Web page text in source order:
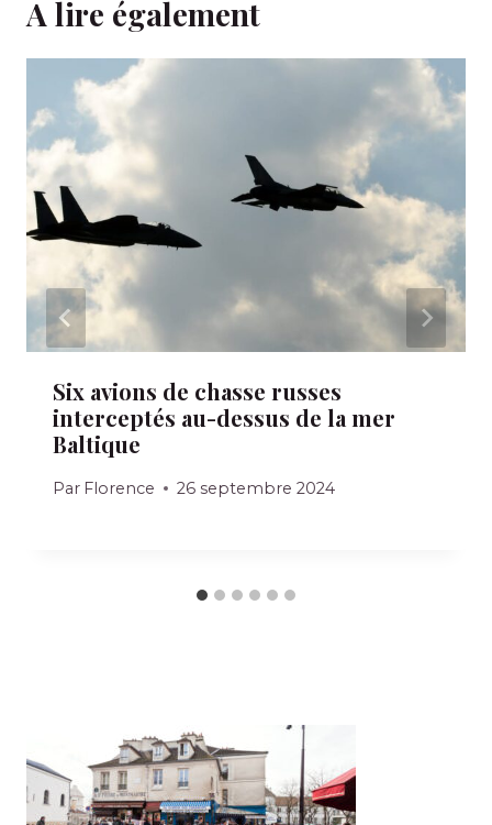
A lire également
Six avions de chasse russes
interceptés au-dessus de la mer
Baltique
Par Florence 26 septembre 2024